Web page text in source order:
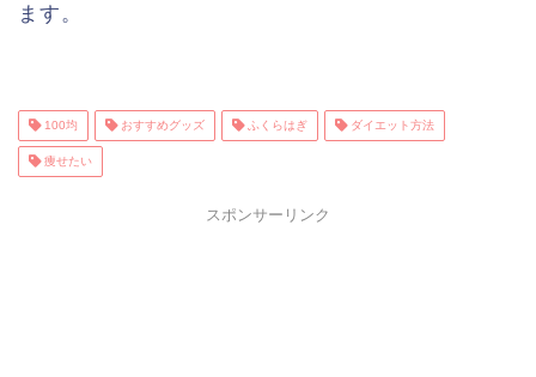
ます。
100均 おすすめグッズ ふくらはぎ ダイエット方法
痩せたい
スポンサーリンク